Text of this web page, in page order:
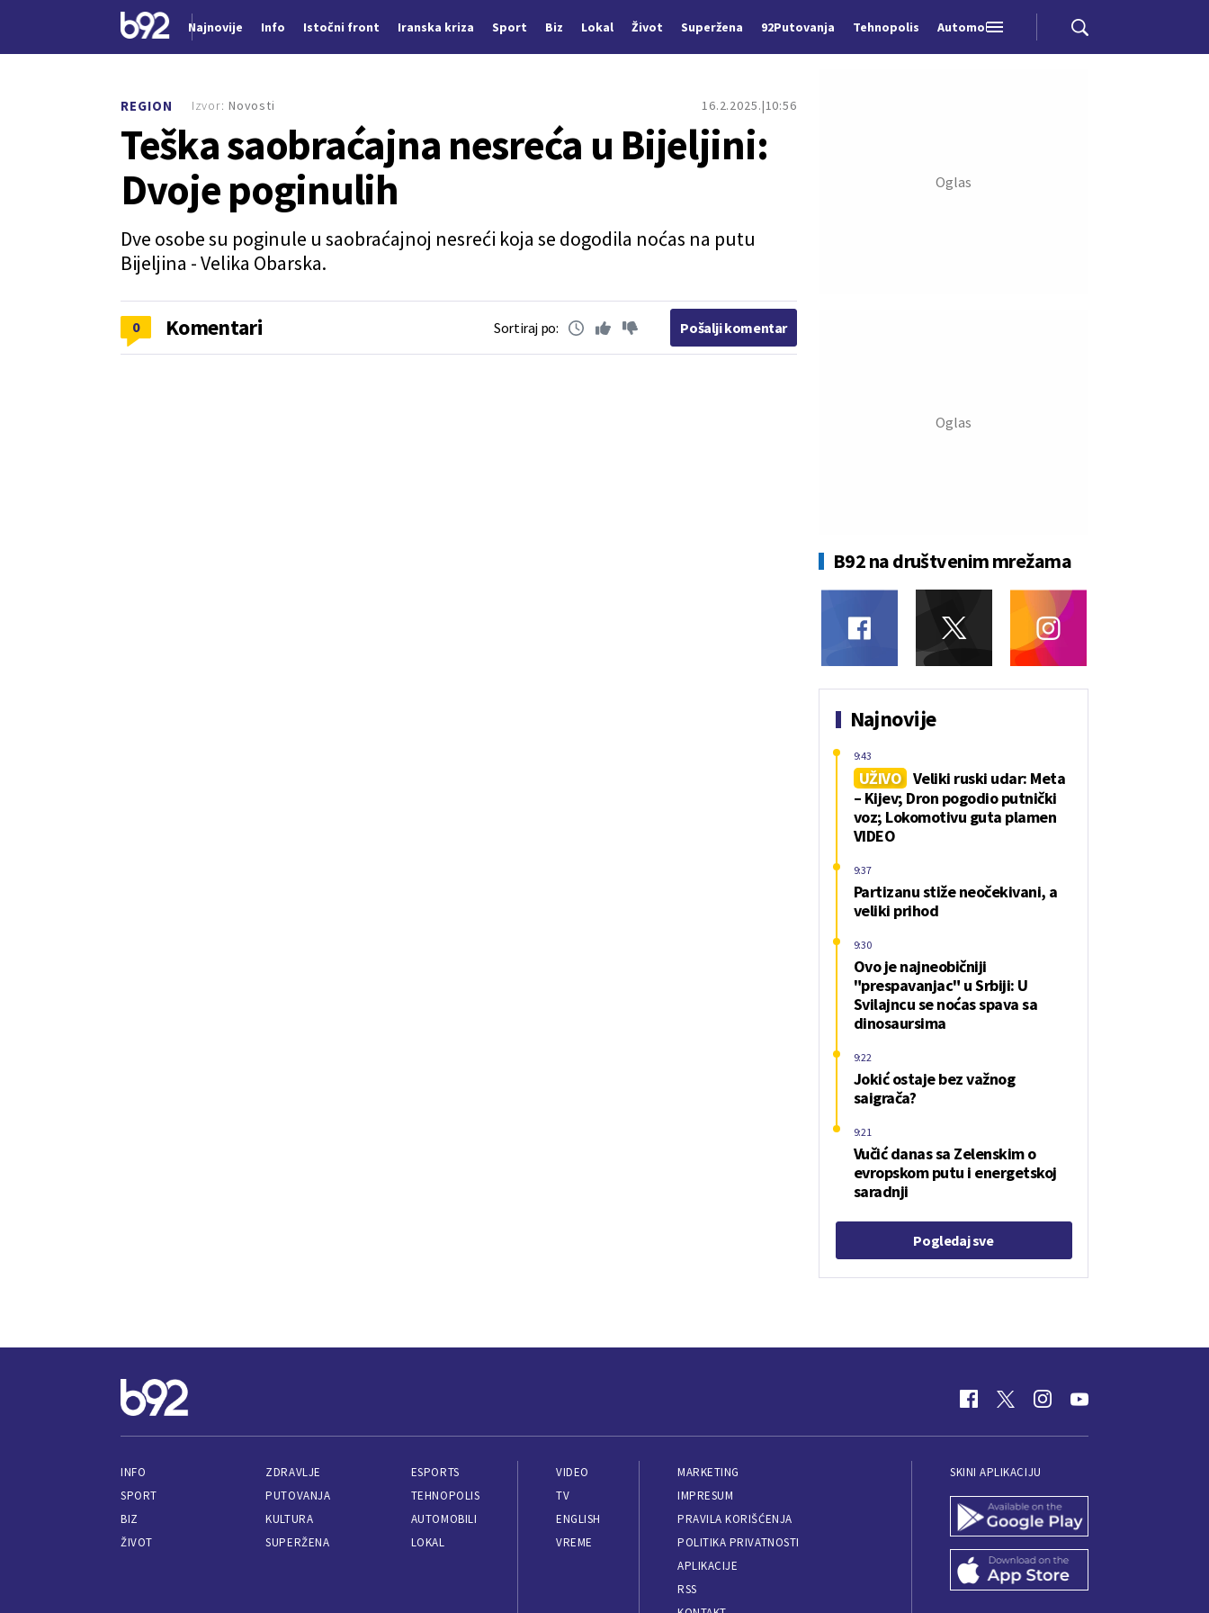
Najnovije Info Istočni front Iranska kriza Sport Biz Lokal Život Superžena 92Putovanja Tehnopolis Automobili
REGION 16.2.2025. 10:56
Teška saobraćajna nesreća u Bijeljini:
Dvoje poginulih
Dve osobe su poginule u saobraćajnoj nesreći koja se dogodila noćas na putu
Bijeljina - Velika Obarska.
Izvor: Novosti
0 Komentari Sortiraj po: Pošalji komentar
B92 na društvenim mrežama
Najnovije
UŽIVO Veliki ruski udar: Meta
– Kijev; Dron pogodio putnički
voz; Lokomotivu guta plamen
VIDEO
9:43
Partizanu stiže neočekivani, a
veliki prihod
9:37
Ovo je najneobičniji
"prespavanjac" u Srbiji: U
Svilajncu se noćas spava sa
dinosaursima
9:30
Jokić ostaje bez važnog
saigrača?
9:22
Vučić danas sa Zelenskim o
evropskom putu i energetskoj
saradnji
9:21
Pogledaj sve
INFO
SPORT
BIZ
ŽIVOT
ZDRAVLJE
PUTOVANJA
KULTURA
SUPERŽENA
ESPORTS
TEHNOPOLIS
AUTOMOBILI
LOKAL
VIDEO
TV
ENGLISH
VREME
MARKETING
IMPRESUM
PRAVILA KORIŠĆENJA
POLITIKA PRIVATNOSTI
APLIKACIJE
RSS
SKINI APLIKACIJU